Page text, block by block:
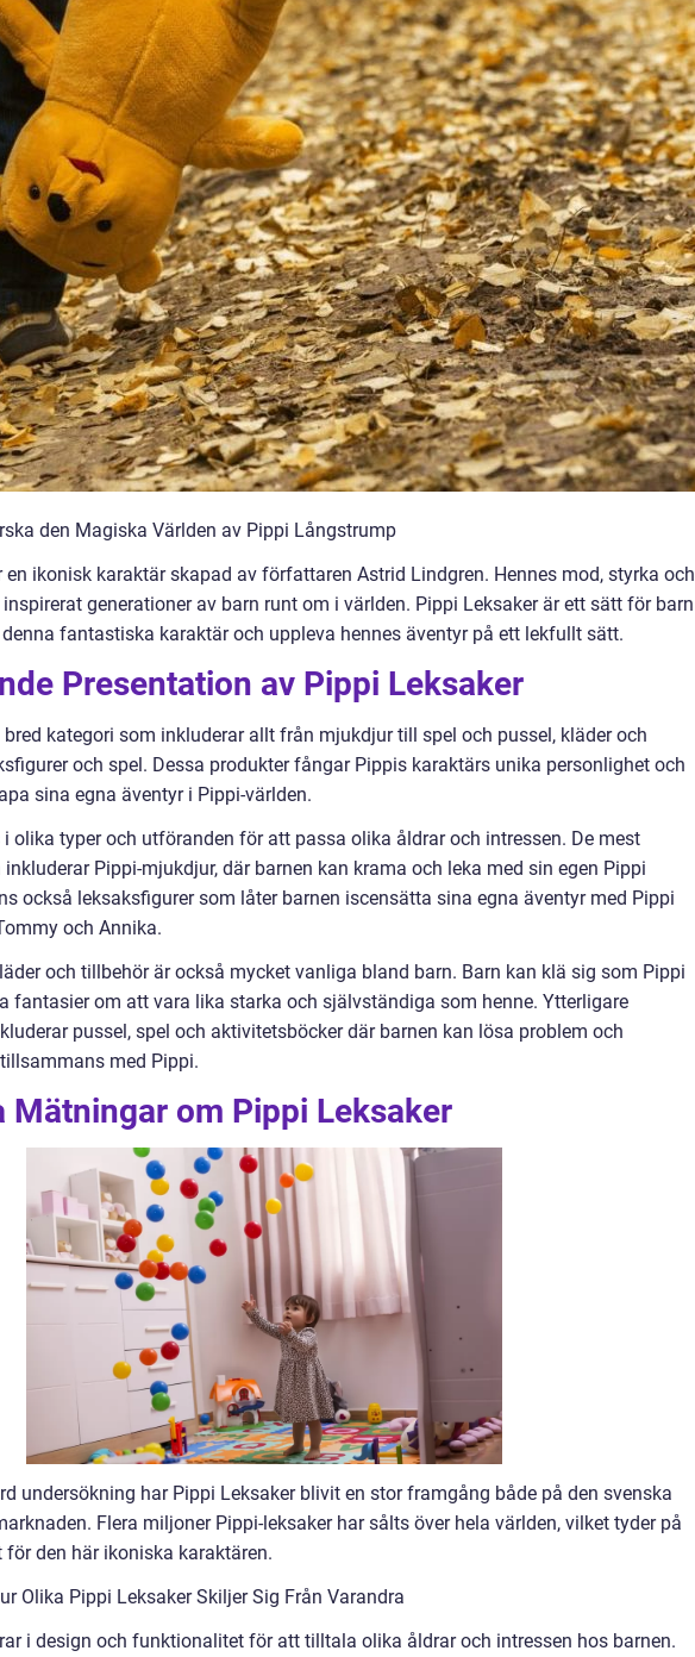
den Magiska Världen av Pippi Långstrump
ikonisk karaktär skapad av författaren Astrid Lindgren. Hennes mod, styrka och
generationer av barn runt om i världen. Pippi Leksaker är ett sätt för barn
fantastiska karaktär och uppleva hennes äventyr på ett lekfullt sätt.
Presentation av Pippi Leksaker
bred kategori som inkluderar allt från mjukdjur till spel och pussel, kläder och
och spel. Dessa produkter fångar Pippis karaktärs unika personlighet och
sina egna äventyr i Pippi-världen.
olika typer och utföranden för att passa olika åldrar och intressen. De mest
Pippi-mjukdjur, där barnen kan krama och leka med sin egen Pippi
också leksaksfigurer som låter barnen iscensätta sina egna äventyr med Pippi
och Annika.
och tillbehör är också mycket vanliga bland barn. Barn kan klä sig som Pippi
fantasier om att vara lika starka och självständiga som henne. Ytterligare
pussel, spel och aktivitetsböcker där barnen kan lösa problem och
med Pippi.
Mätningar om Pippi Leksaker
undersökning har Pippi Leksaker blivit en stor framgång både på den svenska
Flera miljoner Pippi-leksaker har sålts över hela världen, vilket tyder på
för den här ikoniska karaktären.
Olika Pippi Leksaker Skiljer Sig Från Varandra
i design och funktionalitet för att tilltala olika åldrar och intressen hos barnen.